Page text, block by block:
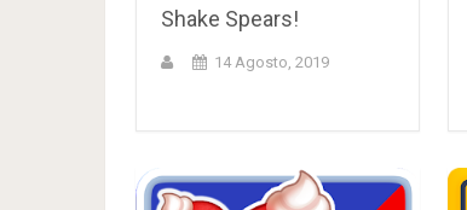
Shake Spears!
14 Agosto, 2019